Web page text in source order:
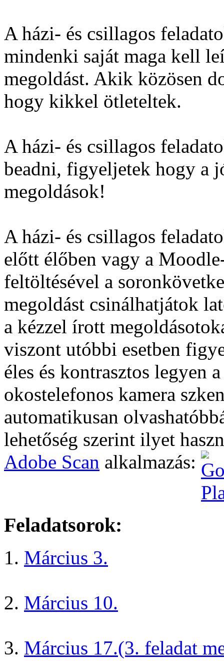
A házi- és csillagos
mindenki saját maga kell
megoldást. Akik közösen
hogy kikkel ötleteltek.
A házi- és csillagos
beadni, figyeljetek hogy a
megoldások!
A házi- és csillagos
előtt élőben vagy a
feltöltésével a
megoldást csinálhatjátok
a kézzel írott
viszont utóbbi esetben
éles és kontrasztos legyen
okostelefonos kamera
automatikusan
lehetőség szerint ilyet
Adobe Scan alkalmazás:
Feladatsorok:
Március 3.
Március 10.
Március 17.(3. feladat